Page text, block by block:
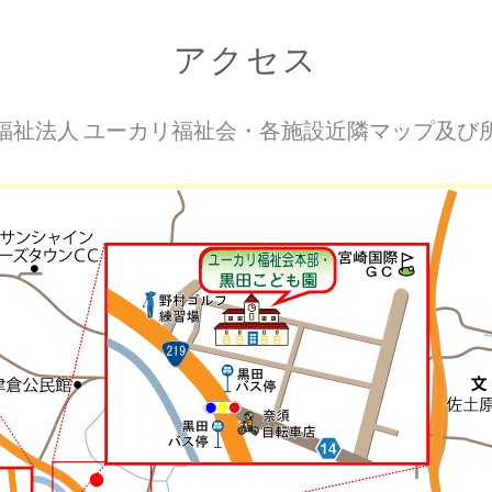
アクセス
祉法人 ユーカリ福祉会・各施設近隣マップ及び